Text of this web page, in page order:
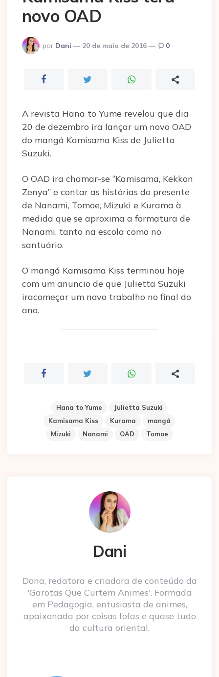
novo OAD
Postado
por
por Dani 20 de maio de 2016 0
A revista Hana to Yume revelou que dia
20 de dezembro ira lançar um novo OAD
do mangá Kamisama Kiss de Julietta
Suzuki.
O OAD ira chamar-se “Kamisama, Kekkon
Zenya” e contar as histórias do presente
de Nanami, Tomoe, Mizuki e Kurama à
medida que se aproxima a formatura de
Nanami, tanto na escola como no
santuário.
O mangá Kamisama Kiss terminou hoje
com um anuncio de que Julietta Suzuki
iracomeçar um novo trabalho no final do
ano.
Hana to Yume
Julietta Suzuki
Kamisama Kiss
Kurama
mangá
Mizuki
Nanami OAD Tomoe
Dani
Dona, redatora e criadora de conteúdo da
'Garotas Que Curtem Animes'. Formada
em Pedagogia, entusiasta de animes,
apaixonada por coisas fofas e quase tudo
da cultura oriental.